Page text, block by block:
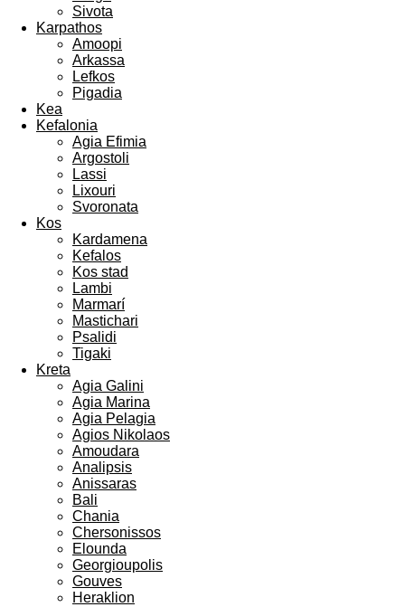
Sivota
Karpathos
Amoopi
Arkassa
Lefkos
Pigadia
Kea
Kefalonia
Agia Efimia
Argostoli
Lassi
Lixouri
Svoronata
Kos
Kardamena
Kefalos
Kos stad
Lambi
Marmarí
Mastichari
Psalidi
Tigaki
Kreta
Agia Galini
Agia Marina
Agia Pelagia
Agios Nikolaos
Amoudara
Analipsis
Anissaras
Bali
Chania
Chersonissos
Elounda
Georgioupolis
Gouves
Heraklion